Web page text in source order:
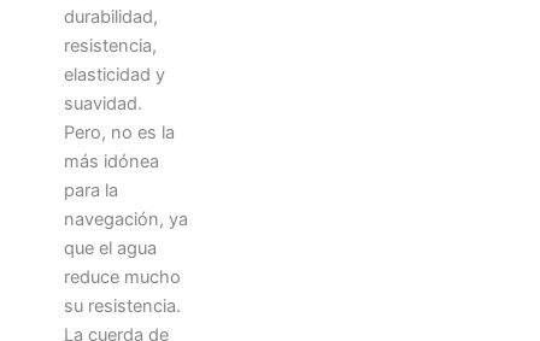
durabilidad,
resistencia,
elasticidad y
suavidad.
Pero, no es la
más idónea
para la
navegación, ya
que el agua
reduce mucho
su resistencia.
La cuerda de